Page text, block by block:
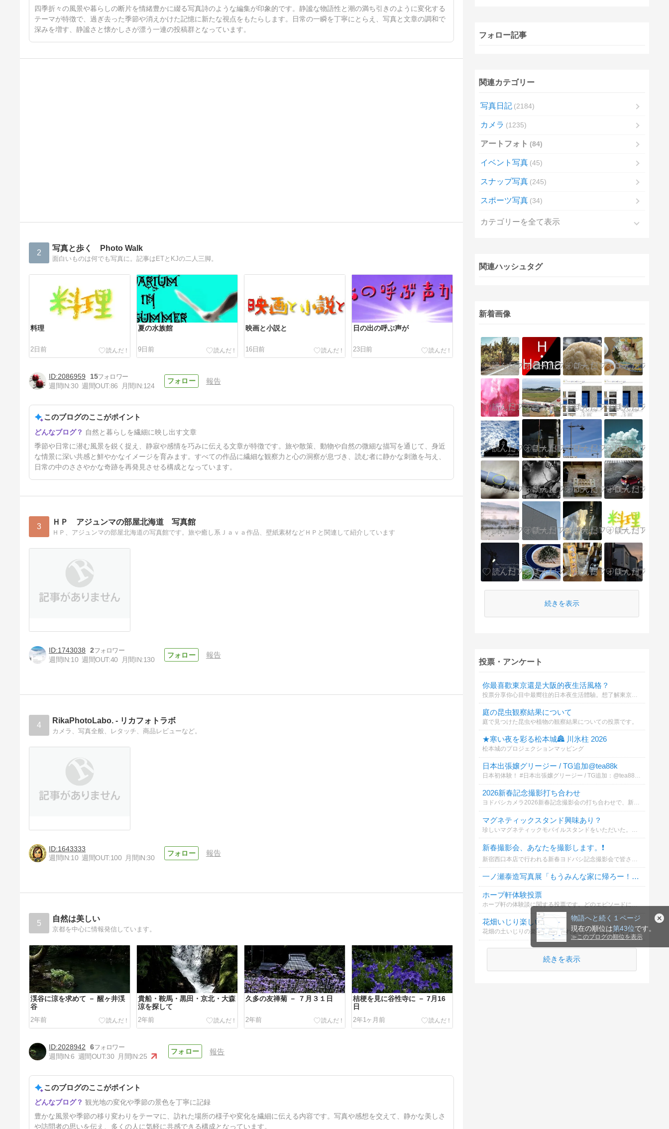
順位
四季折々の風景や暮らしの断片を情緒豊かに綴る写真詩のような編集が印象的です。静謐な物語性と潮の満ち引きのように変化する
テーマが特徴で、過ぎ去った季節や消えかけた記憶に新たな視点をもたらします。日常の一瞬を丁寧にとらえ、写真と文章の調和で
深みを増す、静謐さと懐かしさが漂う一連の投稿群となっています。
2 写真と歩く Photo Walk
面白いものは何でも写真に。記事はETとKJの二人三脚。
料理
2日前
夏の水族館
9日前
映画と小説と
16日前
日の出の呼ぶ声が
23日前
パンチ君 Ⅱ
30日前
2086959
15
週間IN:30 週間OUT:86 月間IN:124
報告
このブログのここがポイント
自然と暮らしを繊細に映し出す文章
季節や日常に潜む風景を鋭く捉え、静寂や感情を巧みに伝える文章が特徴です。旅や散策、動物や自然の微細な描写を通じて、身近
な情景に深い共感と鮮やかなイメージを育みます。すべての作品に繊細な観察力と心の洞察が息づき、読む者に静かな刺激を与え、
日常の中のささやかな奇跡を再発見させる構成となっています。
3 ＨＰ アジュンマの部屋北海道 写真館
ＨＰ、アジュンマの部屋北海道の写真館です。旅や癒し系Ｊａｖａ作品、壁紙素材などＨＰと関連して紹介しています
1743038
2
週間IN:10 週間OUT:40 月間IN:130
報告
4 RikaPhotoLabo. - リカフォトラボ
カメラ、写真全般、レタッチ、商品レビューなど。
1643333
週間IN:10 週間OUT:100 月間IN:30
報告
5 自然は美しい
京都を中心に情報発信しています。
渓谷に涼を求めて － 醒ヶ井渓
谷
2年前
貴船・鞍馬・黒田・京北・大森
涼を探して
2年前
久多の友禅菊 － ７月３１日
2年前
桔梗を見に谷性寺に － 7月16
日
2年1ヶ月前
時季外れの平池と突然の母校訪
問 － 6月20日
2年1ヶ月前
2028942
6
週間IN:6 週間OUT:30 月間IN:25
報告
このブログのここがポイント
観光地の変化や季節の景色を丁寧に記録
豊かな風景や季節の移り変わりをテーマに、訪れた場所の様子や変化を繊細に伝える内容です。写真や感想を交えて、静かな美しさ
や訪問者の思いを伝え、多くの人に気軽に共感できる構成となっています。
フォロー記事
関連カテゴリー
写真日記 2184
カメラ 1235
アートフォト 84
イベント写真 45
スナップ写真 245
スポーツ写真 34
カテゴリーを全て表示
関連ハッシュタグ
新着画像
続きを表示
投票・アンケート
你最喜歡東京還是大阪的夜生活風格？
庭の昆虫観察結果について
庭で見つけた昆虫や植物の観察結果についての投票です。
★寒い夜を彩る松本城🏯 川氷柱 2026
松本城のプロジェクションマッピング
日本出張嬢グリージー / TG追加@tea88k
日本初体験！ #日本出張嬢グリージー / TG追加：@tea88k 【写真本人確認】#童顔爆乳ロリ（NS中出し可能）
2026新春記念撮影打ち合わせ
ヨドバシカメラ2026新春記念撮影会の打ち合わせで、新宿西口本店・カメラ館へいきました。新春初仕事の撮影機材はCanon EOS R5 Mark II RF24-105mm F4 L ISMです。
マグネティックスタンド興味あり？
新春撮影会、あなたを撮影します。❗️
一ノ瀬泰造写真展「もうみんな家に帰ろー！」について
ホープ軒体験投票
ホープ軒の体験談に関する投票です。どのエピソードに共感しますか？
花畑いじり楽しい？
花畑の土いじりの楽しさを聞かれました。あなたはどう思いますか？
続きを表示